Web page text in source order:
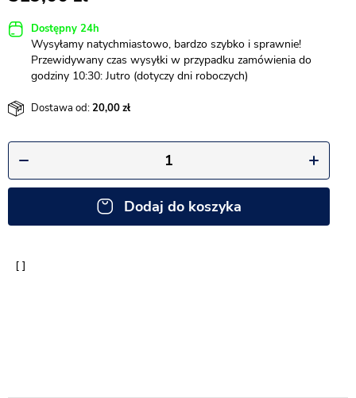
Dostępny 24h
Wysyłamy natychmiastowo, bardzo szybko i sprawnie!
Przewidywany czas wysyłki w przypadku zamówienia do
godziny 10:30: Jutro (dotyczy dni roboczych)
Dostawa od:20,00
Dodaj do koszyka